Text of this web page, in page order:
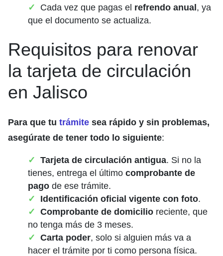
Cada vez que pagas el refrendo anual, ya
que el documento se actualiza.
Requisitos para renovar
la tarjeta de circulación
en Jalisco
Para que tu trámite sea rápido y sin problemas,
asegúrate de tener todo lo siguiente:
Tarjeta de circulación antigua. Si no la
tienes, entrega el último comprobante de
pago de ese trámite.
Identificación oficial vigente con foto.
Comprobante de domicilio reciente, que
no tenga más de 3 meses.
Carta poder, solo si alguien más va a
hacer el trámite por ti como persona física.